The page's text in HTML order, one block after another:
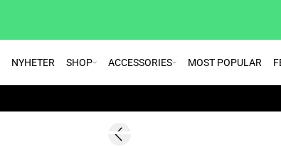
NYHETER SHOP ACCESSORIES MOST POPULAR
SALE | 60%
Previous slide